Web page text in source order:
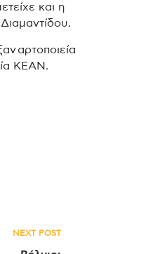
και η
αρτοποιεία
ΚΕΑΝ.
NEXT POST